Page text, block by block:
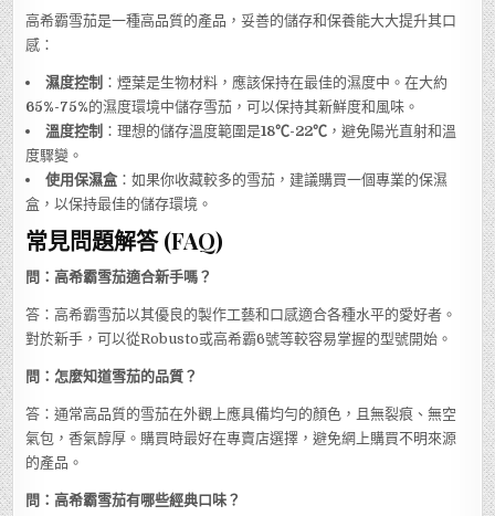
高希霸雪茄是一種高品質的產品，妥善的儲存和保養能大大提升其口
感：
濕度控制 ：煙葉是生物材料，應該保持在最佳的濕度中。在大約
65%-75%的濕度環境中儲存雪茄，可以保持其新鮮度和風味。
溫度控制 ：理想的儲存溫度範圍是18℃-22℃ ，避免陽光直射和溫
度驟變。
使用保濕盒 ：如果你收藏較多的雪茄，建議購買一個專業的保濕
盒，以保持最佳的儲存環境。
常見問題解答 (FAQ)
問：高希霸雪茄適合新手嗎？
答：高希霸雪茄以其優良的製作工藝和口感適合各種水平的愛好者。
對於新手，可以從Robusto或高希霸6號等較容易掌握的型號開始。
問：怎麼知道雪茄的品質？
答：通常高品質的雪茄在外觀上應具備均勻的顏色，且無裂痕、無空
氣包，香氣醇厚。購買時最好在專賣店選擇，避免網上購買不明來源
的產品。
問：高希霸雪茄有哪些經典口味？